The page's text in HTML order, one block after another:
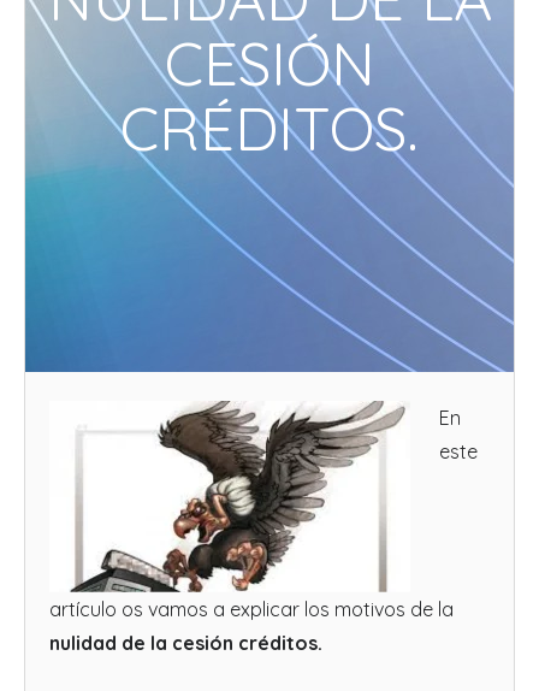
CESIÓN
CRÉDITOS.
En
este
artículo os vamos a explicar los motivos de la
nulidad de la cesión créditos.